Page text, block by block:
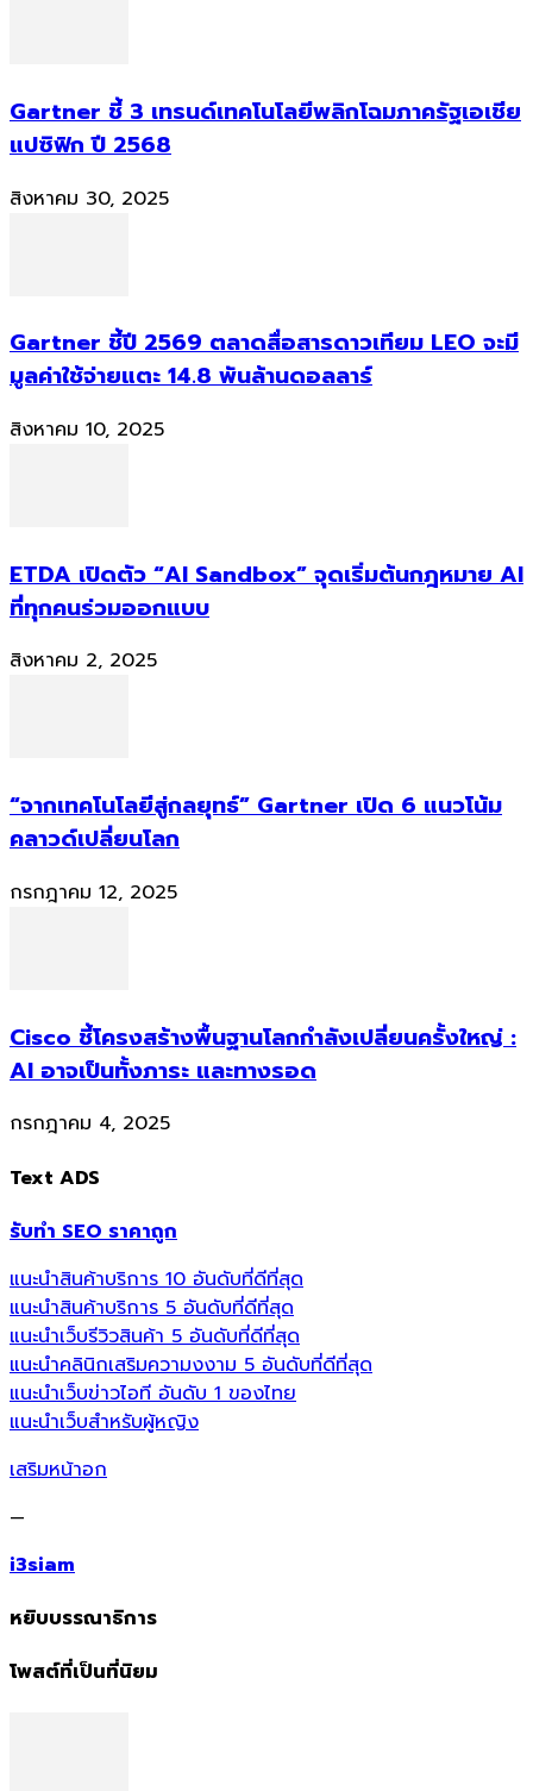
Gartner ชี้ 3 เทรนด์เทคโนโลยีพลิกโฉมภาครัฐเอเชีย
แปซิฟิก ปี 2568
สิงหาคม 30, 2025
Gartner ชี้ปี 2569 ตลาดสื่อสารดาวเทียม LEO จะมี
มูลค่าใช้จ่ายแตะ 14.8 พันล้านดอลลาร์
สิงหาคม 10, 2025
ETDA เปิดตัว “AI Sandbox” จุดเริ่มต้นกฎหมาย AI
ที่ทุกคนร่วมออกแบบ
สิงหาคม 2, 2025
“จากเทคโนโลยีสู่กลยุทธ์” Gartner เปิด 6 แนวโน้ม
คลาวด์เปลี่ยนโลก
กรกฎาคม 12, 2025
Cisco ชี้โครงสร้างพื้นฐานโลกกำลังเปลี่ยนครั้งใหญ่ :
AI อาจเป็นทั้งภาระ และทางรอด
กรกฎาคม 4, 2025
Text ADS
รับทำ SEO ราคาถูก
แนะนำสินค้าบริการ 10 อันดับที่ดีที่สุด
แนะนำสินค้าบริการ 5 อันดับที่ดีที่สุด
แนะนำเว็บรีวิวสินค้า 5 อันดับที่ดีที่สุด
แนะนำคลินิกเสริมความงงาม 5 อันดับที่ดีที่สุด
แนะนำเว็บข่าวไอที อันดับ 1 ของไทย
แนะนำเว็บสำหรับผู้หญิง
เสริมหน้าอก
—
i3siam
หยิบบรรณาธิการ
โพสต์ที่เป็นที่นิยม